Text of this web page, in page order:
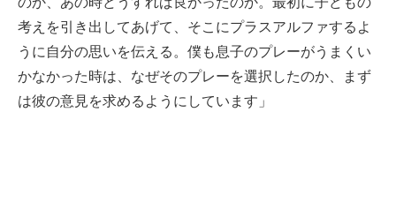
考えを引き出してあげて、そこにプラスアルファするよ
うに自分の思いを伝える。僕も息子のプレーがうまくい
かなかった時は、なぜそのプレーを選択したのか、まず
は彼の意見を求めるようにしています」